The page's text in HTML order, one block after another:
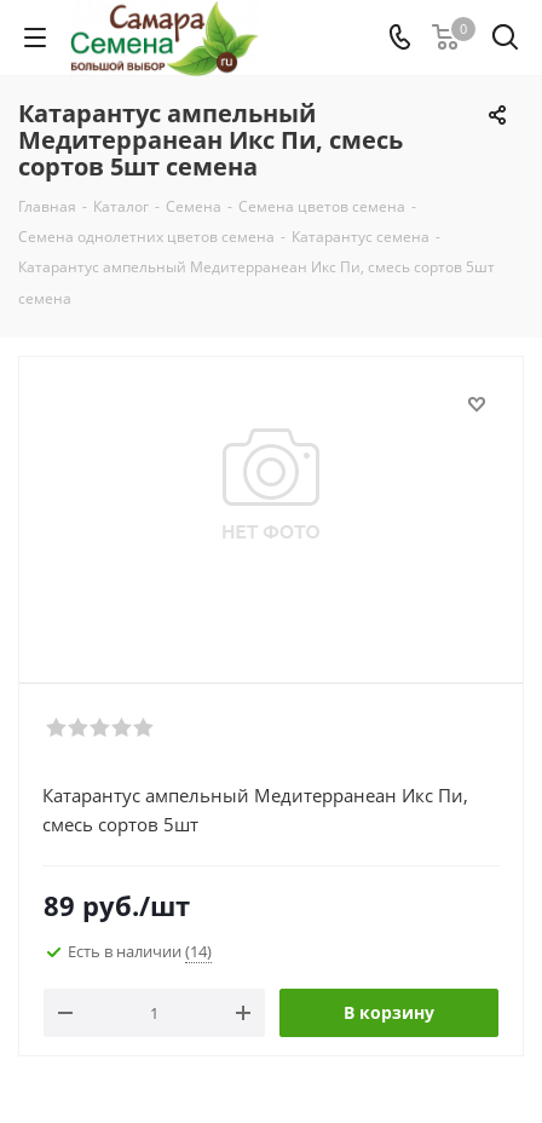
0
Катарантус ампельный
Медитерранеан Икс Пи, смесь
сортов 5шт семена
Главная - Каталог - Семена - Семена цветов семена -
Семена однолетних цветов семена - Катарантус семена -
Катарантус ампельный Медитерранеан Икс Пи, смесь сортов 5шт
семена
Катарантус ампельный Медитерранеан Икс Пи,
смесь сортов 5шт
89 руб./шт
Есть в наличии (14)
В корзину